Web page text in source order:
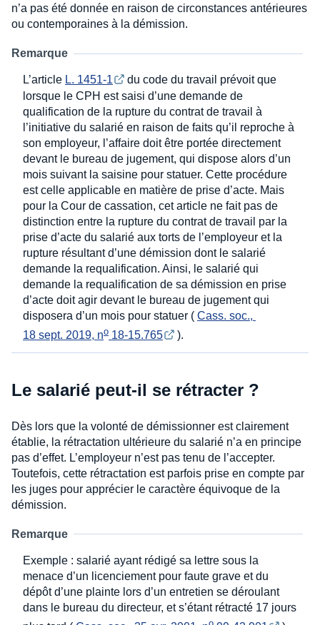
n’a pas été donnée en raison de circonstances antérieures
ou contemporaines à la démission.
Remarque
L’article L. 1451-1
du code du travail prévoit que
lorsque le CPH est saisi d’une demande de
qualification de la rupture du contrat de travail à
l’initiative du salarié en raison de faits qu’il reproche à
son employeur, l’affaire doit être portée directement
devant le bureau de jugement, qui dispose alors d’un
mois suivant la saisine pour statuer. Cette procédure
est celle applicable en matière de prise d’acte. Mais
pour la Cour de cassation, cet article ne fait pas de
distinction entre la rupture du contrat de travail par la
prise d’acte du salarié aux torts de l’employeur et la
rupture résultant d’une démission dont le salarié
demande la requalification. Ainsi, le salarié qui
demande la requalification de sa démission en prise
d’acte doit agir devant le bureau de jugement qui
disposera d’un mois pour statuer ( Cass. soc.,
18 sept. 2019, no 18-15.765 ).
Le salarié peut-il se rétracter ?
Dès lors que la volonté de démissionner est clairement
établie, la rétractation ultérieure du salarié n’a en principe
pas d’effet. L’employeur n’est pas tenu de l’accepter.
Toutefois, cette rétractation est parfois prise en compte par
les juges pour apprécier le caractère équivoque de la
démission.
Remarque
Exemple : salarié ayant rédigé sa lettre sous la
menace d’un licenciement pour faute grave et du
dépôt d’une plainte lors d’un entretien se déroulant
dans le bureau du directeur, et s’étant rétracté 17 jours